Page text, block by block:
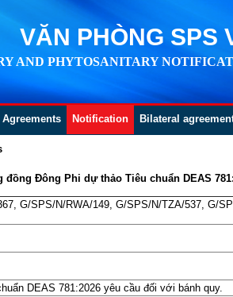
VĂN PHÒNG SPS
AND PHYTOSANITARY
Agreements Notification Bilateral
đồng Đông Phi dự thảo Tiêu chuẩn DEAS
G/SPS/N/RWA/149, G/SPS/N/TZA/537, G/
DEAS 781:2026 yêu cầu đối với bánh quy.